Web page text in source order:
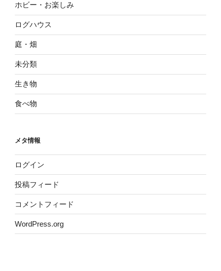
ホビー・お楽しみ
ログハウス
庭・畑
未分類
生き物
食べ物
メタ情報
ログイン
投稿フィード
コメントフィード
WordPress.org